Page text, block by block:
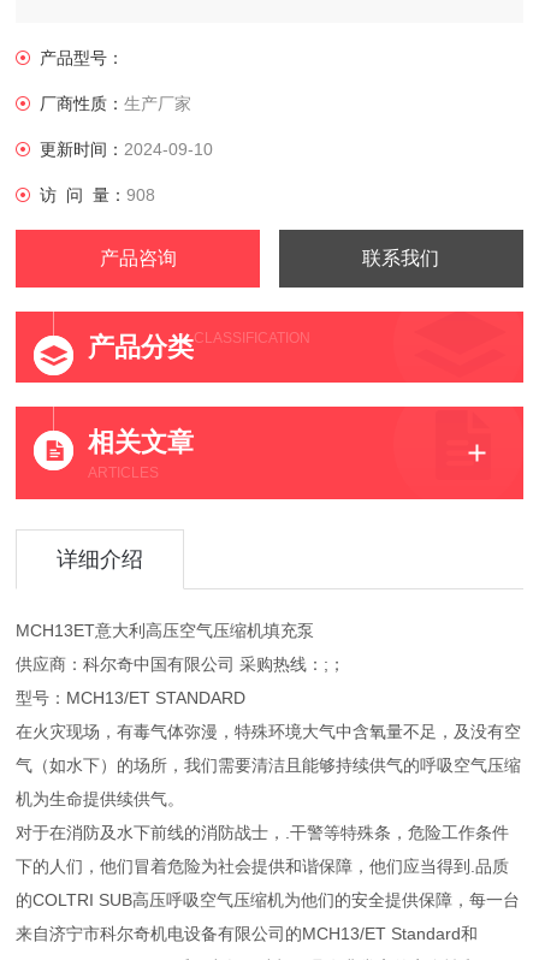
产品型号：
厂商性质：生产厂家
更新时间： 2024-09-10
访 问 量：908
产品咨询 联系我们
产品分类CLASSIFICATION
相关文章
ARTICLES
详细介绍
MCH13ET意大利高压空气压缩机填充泵
供应商：科尔奇中国有限公司 采购热线：;；
型号：MCH13/ET STANDARD
在火灾现场，有毒气体弥漫，特殊环境大气中含氧量不足，及没有空
气（如水下）的场所，我们需要清洁且能够持续供气的呼吸空气压缩
机为生命提供续供气。
对于在消防及水下前线的消防战士，.干警等特殊条，危险工作条件
下的人们，他们冒着危险为社会提供和谐保障，他们应当得到.品质
的COLTRI SUB高压呼吸空气压缩机为他们的安全提供保障，每一台
来自济宁市科尔奇机电设备有限公司的MCH13/ET Standard和